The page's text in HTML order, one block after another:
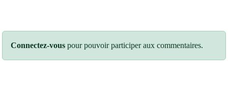
Connectez-vous pour pouvoir participer aux commentaires.